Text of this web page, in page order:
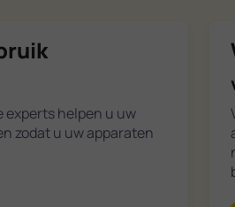
experts helpen u uw
zodat u uw apparaten